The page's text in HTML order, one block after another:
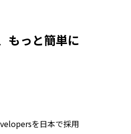
もっと簡単に
を日本で採用